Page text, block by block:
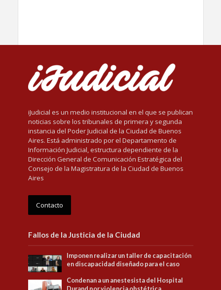
iJudicial es un medio institucional en el que se publican
noticias sobre los tribunales de primera y segunda
instancia del Poder Judicial de la Ciudad de Buenos
Aires. Está administrado por el Departamento de
Información Judicial, estructura dependiente de la
Dirección General de Comunicación Estratégica del
Consejo de la Magistratura de la Ciudad de Buenos
Aires
Contacto
Fallos de la Justicia de la Ciudad
Imponen realizar un taller de capacitación
en discapacidad diseñado para el caso
Condenan a un anestesista del Hospital
Durand por violencia obstétrica